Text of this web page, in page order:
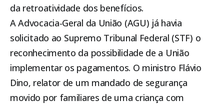
da retroatividade dos benefícios.
A Advocacia-Geral da União (AGU) já havia
solicitado ao Supremo Tribunal Federal (STF) o
reconhecimento da possibilidade de a União
implementar os pagamentos. O ministro Flávio
Dino, relator de um mandado de segurança
movido por familiares de uma criança com